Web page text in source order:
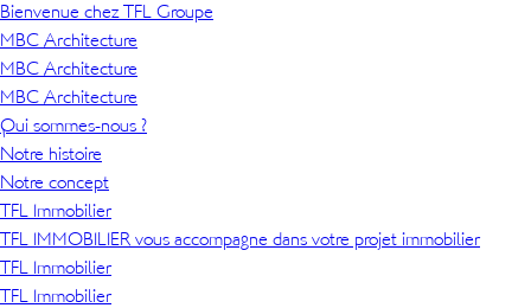
Bienvenue chez TFL Groupe
MBC Architecture
MBC Architecture
MBC Architecture
Qui sommes-nous ?
Notre histoire
Notre concept
TFL Immobilier
TFL IMMOBILIER vous accompagne dans votre projet immobilier
TFL Immobilier
TFL Immobilier